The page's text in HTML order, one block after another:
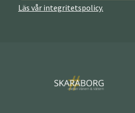
Läs vår integritetspolicy.